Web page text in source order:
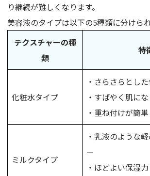
り継続が難しくなります。
美容液のタイプは以下の5種類に分けられ
テクスチャーの種
類
特
化粧水タイプ
・さらさらとし
・すばやく肌に
・重ね付けが簡単
ミルクタイプ
・乳液のような
ー
・ほどよい保湿力